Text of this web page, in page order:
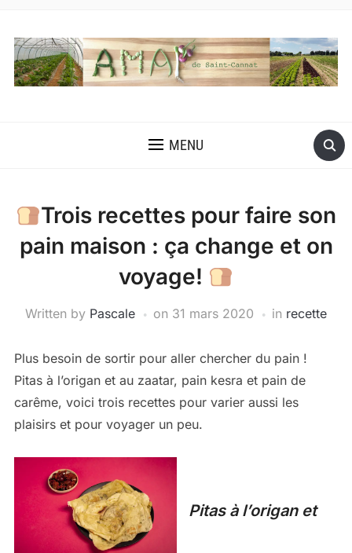
MENU
Trois recettes pour faire son
pain maison : ça change et on
voyage!
Written by Pascale on 31 mars 2020 in recette
Plus besoin de sortir pour aller chercher du pain !
Pitas à l’origan et au zaatar, pain kesra et pain de
carême, voici trois recettes pour varier aussi les
plaisirs et pour voyager un peu.
Pitas à l’origan et